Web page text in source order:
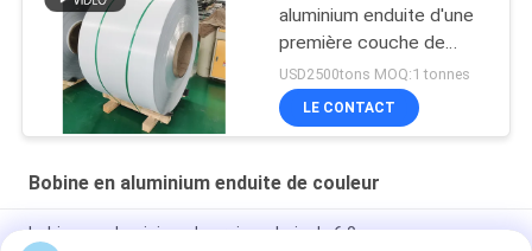
aluminium enduite d'une
première couche de
peinture
USD2500tons MOQ:1 tonnes
LE CONTACT
Bobine en aluminium enduite de couleur
bobine en aluminium de grain en bois de 6.0mm